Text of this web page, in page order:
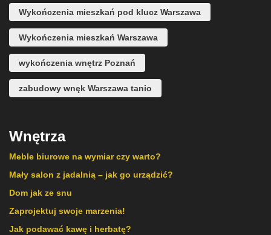
Wykończenia mieszkań pod klucz Warszawa
Wykończenia mieszkań Warszawa
wykończenia wnętrz Poznań
zabudowy wnęk Warszawa tanio
Wnętrza
Meble biurowe na wymiar czy warto?
Mały salon z jadalnią – jak go urządzić?
Dom jak ze snu
Zaprojektuj swoje marzenia!
Jak podawać kawę i herbatę?